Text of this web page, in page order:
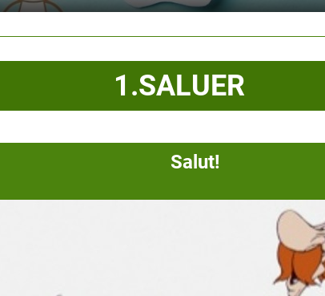
1.SALUER
Salut!